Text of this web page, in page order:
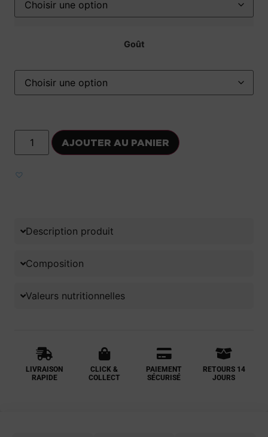
Goût
AJOUTER AU PANIER
Description produit
Composition
Valeurs nutritionnelles
LIVRAISON
RAPIDE
CLICK &
COLLECT
PAIEMENT
SÉCURISÉ
RETOURS 14
JOURS